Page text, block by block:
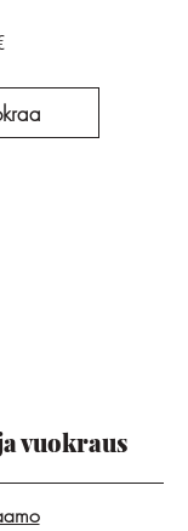
vuokraus